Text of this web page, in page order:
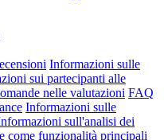
Informazioni sulle
sui partecipanti alle
nelle valutazioni FAQ
Informazioni sulle
sull'analisi dei
come funzionalità principali